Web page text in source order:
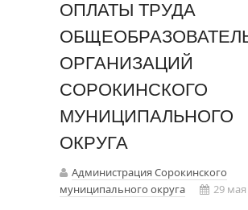
ОПЛАТЫ ТРУДА
ОРГАНИЗАЦИЙ
СОРОКИНСКОГО
МУНИЦИПАЛЬНОГО
ОКРУГА
Администрация Сорокинского
муниципального округа
29 мая